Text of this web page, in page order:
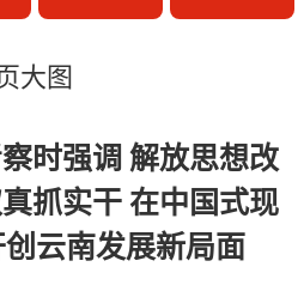
大图
时强调 解放思想改
抓实干 在中国式现
云南发展新局面